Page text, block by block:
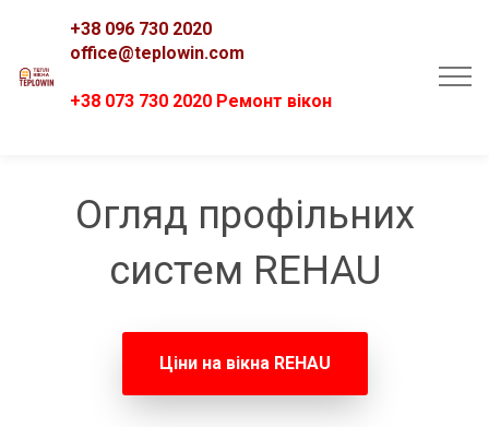
+38 096 730 2020
office@teplowin.com
+38 073 730 2020 Ремонт вікон
Огляд профільних
систем REHAU
Ціни на вікна REHAU